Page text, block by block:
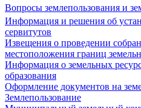
Вопросы землепользования и
Информация и решения об
сервитутов
Извещения о проведении
местоположения границ
Информация о земельных
образования
Оформление документов на
Землепользование